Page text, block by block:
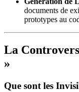
documents de
prototypes au
La
»
Que sont les